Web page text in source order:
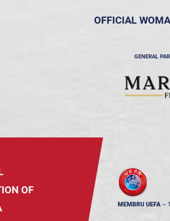
OFFICIAL
GENERAL
OF
MEMBRU UEFA --